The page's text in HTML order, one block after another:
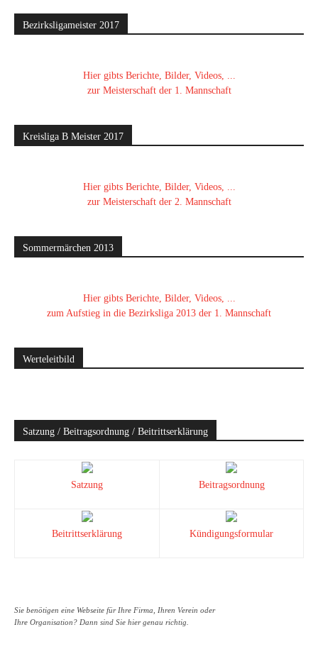
Bezirksligameister 2017
Hier gibts Berichte, Bilder, Videos, ...
zur Meisterschaft der 1. Mannschaft
Kreisliga B Meister 2017
Hier gibts Berichte, Bilder, Videos, ...
zur Meisterschaft der 2. Mannschaft
Sommermärchen 2013
Hier gibts Berichte, Bilder, Videos, ...
zum Aufstieg in die Bezirksliga 2013 der 1. Mannschaft
Werteleitbild
Satzung / Beitragsordnung / Beitrittserklärung
Satzung Beitragsordnung
Beitrittserklärung Kündigungsformular
Sie benötigen eine Webseite für Ihre Firma, Ihren Verein oder
Ihre Organisation? Dann sind Sie hier genau richtig.